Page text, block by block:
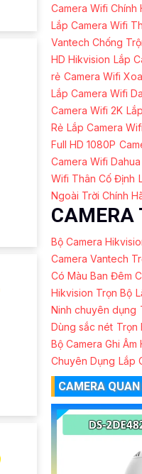
Camera Wifi
Lắp Camera Wifi
Vantech Chống
HD Hikvision Lắp
rẻ Camera Wifi
Lắp Camera Wifi
Camera Wifi 2K
Rẻ Lắp Camera
Full HD 1080P
Camera Wifi
Wifi Thân Cố Định
Ngoài Trời Chính
CAMERA
Bộ Camera
Camera Vantech
Có Màu Ban Đêm
Hikvision Trọn Bộ
Ninh chuyên dụng
Dùng sắc nét Trọn
Bộ Camera Ghi Âm
Chuyên Dụng Lắp
CAMERA